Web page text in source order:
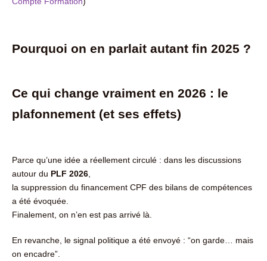
Pourquoi on en parlait autant fin 2025 ?
Ce qui change vraiment en 2026 : le
plafonnement (et ses effets)
Parce qu’une idée a réellement circulé : dans les discussions
autour du PLF 2026,
la suppression du financement CPF des bilans de compétences
a été évoquée.
Finalement, on n’en est pas arrivé là.
En revanche, le signal politique a été envoyé : “on garde… mais
on encadre”.